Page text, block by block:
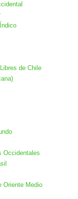
de Chile
Occidentales
Oriente Medio